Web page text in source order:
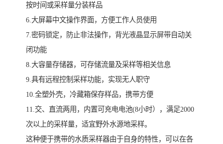
按时间或采样量分装样品
6.大屏幕中文操作界面，方便工作人员使用
7.密码锁定，防止非法操作，背光液晶显示屏带自动关
闭功能
8.大容量存储器，可存储流量及采样等相关信息
9.具有远程控制采样功能，实现无人职守
10.全塑外壳，冷藏箱保存样品，携带方便
11.交、直流两用，内置可充电电池(8小时），满足2000
次以上的采样量，适宜野外水源地采样。
这种便于携带的水质采样器由于自身的特性，可以在各